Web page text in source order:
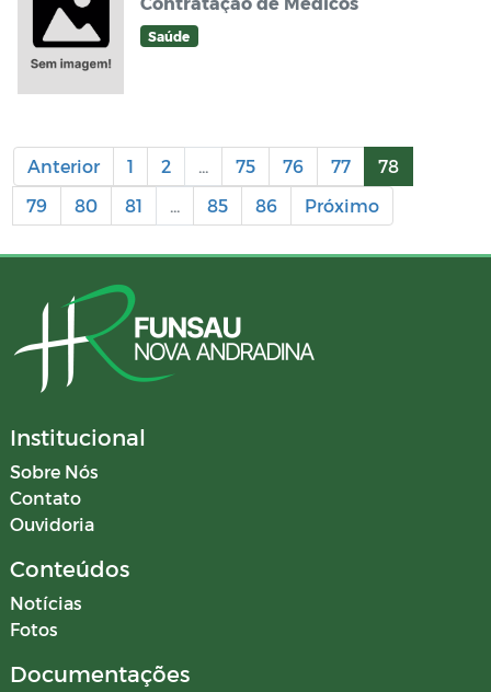
Saúde
Anterior 1 2 ... 75 76 77
78
79
80 81 ... 85 86 Próximo
Institucional
Sobre Nós
Contato
Ouvidoria
Conteúdos
Notícias
Fotos
Documentações